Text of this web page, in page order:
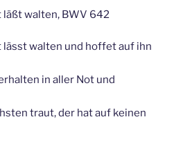
walten, BWV 642
walten und hoffet auf ihn
in aller Not und
traut, der hat auf keinen